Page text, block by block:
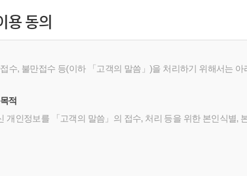
용 동의
수, 불만접수 등(이하 「고객의 말씀」)을 처리하기 위해서는
적
개인정보를 「고객의 말씀」의 접수, 처리 등을 위한 본인식별